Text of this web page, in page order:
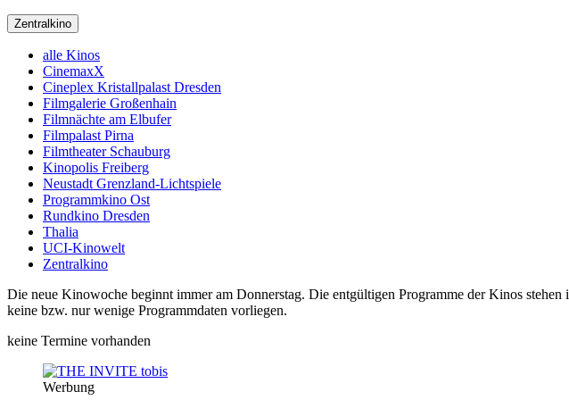
Zentralkino
alle Kinos
CinemaxX
Cineplex Kristallpalast Dresden
Filmgalerie Großenhain
Filmnächte am Elbufer
Filmpalast Pirna
Filmtheater Schauburg
Kinopolis Freiberg
Neustadt Grenzland-Lichtspiele
Programmkino Ost
Rundkino Dresden
Thalia
UCI-Kinowelt
Zentralkino
Die neue Kinowoche beginnt immer am Donnerstag. Die entgültigen Programme der Kinos
keine bzw. nur wenige Programmdaten vorliegen.
keine Termine vorhanden
Werbung